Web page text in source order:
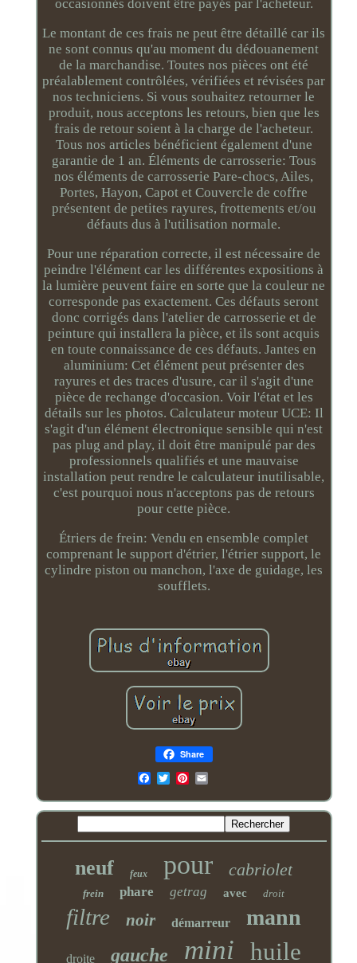
occasionnés doivent être payés par l'acheteur.
Le montant de ces frais ne peut être détaillé car ils
ne sont connus qu'au moment du dédouanement
de la marchandise. Toutes nos pièces ont été
préalablement contrôlées, vérifiées et révisées par
nos techniciens. Si vous souhaitez retourner le
produit, nous acceptons les retours, bien que les
frais de retour soient à la charge de l'acheteur.
Tous nos articles bénéficient également d'une
garantie de 1 an. Éléments de carrosserie: Tous
nos éléments de carrosserie Pare-chocs, Ailes,
Portes, Hayon, Capot et Couvercle de coffre
présentent de petites rayures, frottements et/ou
défauts dus à l'utilisation normale.
Pour une réparation correcte, il est nécessaire de
peindre l'élément car les différentes expositions à
la lumière peuvent faire en sorte que la couleur ne
corresponde pas exactement. Ces défauts seront
donc corrigés dans l'atelier de carrosserie et de
peinture qui installera la pièce, et ils sont acquis
en toute connaissance de ces défauts. Jantes en
aluminium: Cet élément peut présenter des
rayures et des traces d'usure, car il s'agit d'une
pièce de rechange d'occasion. Voir l'état et les
détails sur les photos. Calculateur moteur UCE: Il
s'agit d'un élément électronique sensible qui n'est
pas plug and play, il doit être manipulé par des
professionnels qualifiés et une mauvaise
installation peut rendre le calculateur inutilisable,
c'est pourquoi nous n'acceptons pas de retours
pour cette pièce.
Étriers de frein: Vendu en ensemble complet
comprenant le support d'étrier, l'étrier support, le
cylindre piston ou manchon, l'axe de guidage, les
soufflets.
Share
Email
neuf feux pour cabriolet
frein phare getrag avec droit
filtre noir démarreur mann
droite gauche mini huile